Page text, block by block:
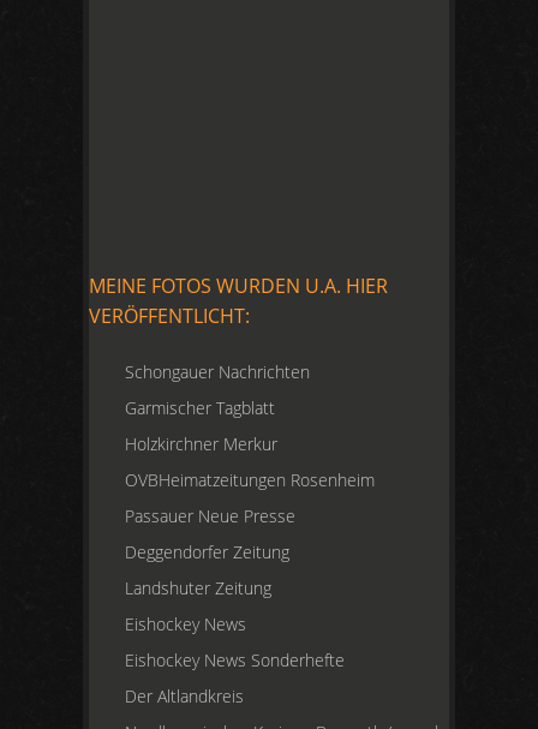
MEINE FOTOS WURDEN U.A. HIER
VERÖFFENTLICHT:
Schongauer Nachrichten
Garmischer Tagblatt
Holzkirchner Merkur
OVBHeimatzeitungen Rosenheim
Passauer Neue Presse
Deggendorfer Zeitung
Landshuter Zeitung
Eishockey News
Eishockey News Sonderhefte
Der Altlandkreis